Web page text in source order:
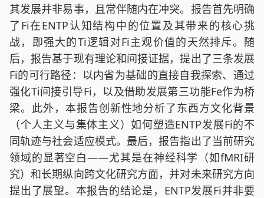
其发展并非易事，且常伴随内在冲突。报告首先明确
了Fi在ENTP认知结构中的位置及其带来的核心挑
战，即强大的Ti逻辑对Fi主观价值的天然排斥。随
后，报告基于现有理论和间接证据，提出了三条发展
Fi的可行路径：以内省为基础的直接自我探索、通过
强化Ti间接引导Fi，以及借助发展第三功能Fe作为桥
梁。此外，本报告创新性地分析了东西方文化背景
（个人主义与集体主义）如何塑造ENTP发展Fi的不
同轨迹与社会适应模式。最后，报告指出了当前研究
领域的显著空白——尤其是在神经科学（如fMRI研
究）和长期纵向跨文化研究方面，并对未来研究方向
提出了展望。本报告的结论是，ENTP发展Fi并非要